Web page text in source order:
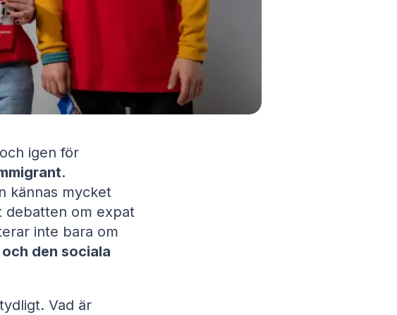
igen för
.
kännas mycket
debatten om expat
inte bara om
den sociala
Vad är